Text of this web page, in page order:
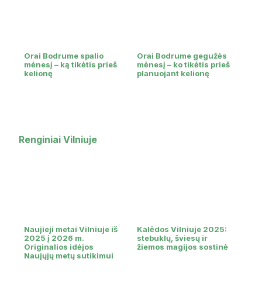
Orai Bodrume spalio
mėnesį – ką tikėtis prieš
kelionę
Orai Bodrume gegužės
mėnesį – ko tikėtis prieš
planuojant kelionę
Renginiai Vilniuje
Naujieji metai Vilniuje iš
2025 į 2026 m.
Originalios idėjos
Naujųjų metų sutikimui
Kalėdos Vilniuje 2025:
stebuklų, šviesų ir
žiemos magijos sostinė